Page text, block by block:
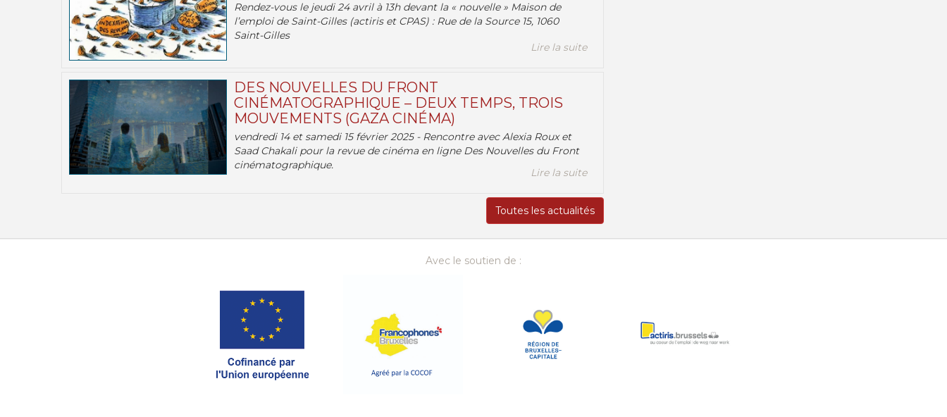
Rendez-vous le jeudi 24 avril à 13h devant la « nouvelle » Maison de
l’emploi de Saint-Gilles (actiris et CPAS) : Rue de la Source 15, 1060
Saint-Gilles
Lire la suite
DES NOUVELLES DU FRONT
CINÉMATOGRAPHIQUE – DEUX TEMPS, TROIS
MOUVEMENTS (GAZA CINÉMA)
vendredi 14 et samedi 15 février 2025 - Rencontre avec Alexia Roux et
Saad Chakali pour la revue de cinéma en ligne Des Nouvelles du Front
cinématographique.
Lire la suite
Toutes les actualités
Avec le soutien de :